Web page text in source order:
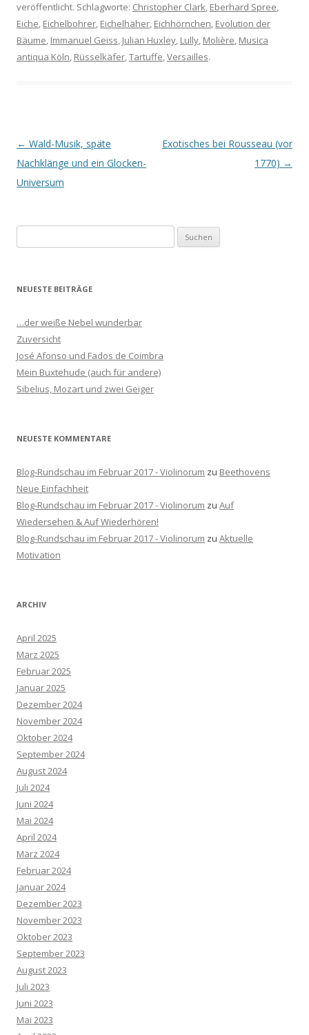
veröffentlicht. Schlagworte: Christopher Clark, Eberhard Spree,
Eiche, Eichelbohrer, Eichelhäher, Eichhörnchen, Evolution der
Bäume, Immanuel Geiss, Julian Huxley, Lully, Molière, Musica
antiqua Köln, Rüsselkäfer,Tartuffe,Versailles.
Beitrags-
Navigation
← Wald-Musik, späte
Nachklänge und ein Glocken-
Universum
Exotisches bei Rousseau (vor
1770) →
u
h
n
a
c
h
NEUESTE BEITRÄGE
…der weiße Nebel wunderbar
Zuversicht
José Afonso und Fados de Coimbra
Mein Buxtehude (auch für andere)
Sibelius, Mozart und zwei Geiger
NEUESTE KOMMENTARE
Blog-Rundschau im Februar 2017 - Violinorum zu Beethovens
Neue Einfachheit
Blog-Rundschau im Februar 2017 - Violinorum zu Auf
Wiedersehen & Auf Wiederhören!
Blog-Rundschau im Februar 2017 - Violinorum zu Aktuelle
Motivation
ARCHIV
April 2025
März 2025
Februar 2025
Januar 2025
Dezember 2024
November 2024
Oktober 2024
September 2024
August 2024
Juli 2024
Juni 2024
Mai 2024
April 2024
März 2024
Februar 2024
Januar 2024
Dezember 2023
November 2023
Oktober 2023
September 2023
August 2023
Juli 2023
Juni 2023
Mai 2023